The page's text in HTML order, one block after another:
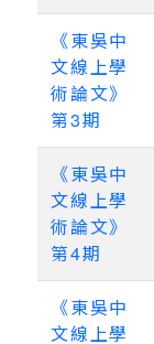
《東吳中
文線上學
術論文》
第3期
《東吳中
文線上學
術論文》
第4期
《東吳中
文線上學